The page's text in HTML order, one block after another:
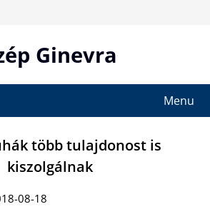
Ginevra
Menu
több tulajdonost is
kiszolgálnak
08-18